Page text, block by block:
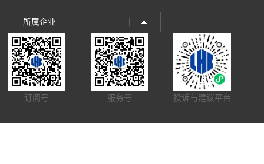
所属企业
订阅号 服务号 投诉与建议平台